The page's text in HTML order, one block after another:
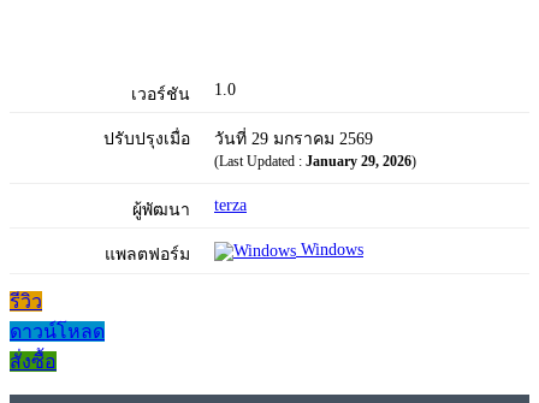
เวอร์ชัน 1.0
ปรับปรุงเมื่อ วันที่ 29 มกราคม 2569
(Last Updated : January 29, 2026)
ผู้พัฒนา terza
แพลตฟอร์ม Windows
รีวิว
ดาวน์โหลด
สั่งซื้อ